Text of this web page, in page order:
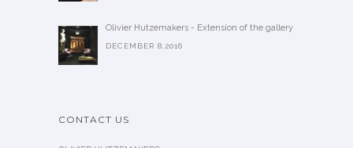
Olivier Hutzemakers - Extension of the gallery
DECEMBER 8,2016
CONTACT US